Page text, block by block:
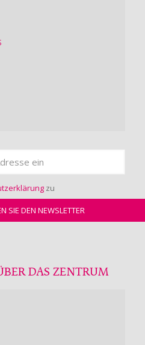
zu
DAS ZENTRUM